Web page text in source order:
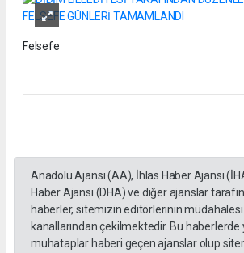
Felsefe
Anadolu Ajansı (AA), İhlas Haber Ajansı
Haber Ajansı (DHA) ve diğer ajanslar
haberler, sitemizin editörlerinin
kanallarından çekilmektedir. Bu haberlerde
muhataplar haberi geçen ajanslar olup